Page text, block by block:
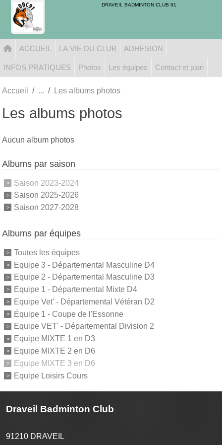
DRAVEIL BADMINTON CLUB 91
ACCUEIL LA VIE DU CLUB ADHESION
INFOS PRATIQUES Photos Les équipes Contact et plan
Accueil Les albums photos
Les albums photos
Aucun album photos
Albums par saison
Saison 2023-2024
Saison 2025-2026
Saison 2027-2028
Albums par équipes
Toutes les équipes
Equipe 3 - Départemental Masculine D4
Equipe 2 - Départemental Masculine D3
Equipe 1 - Départemental Mixte D4
Equipe Vet' - Départemental Vétéran D2
Équipe 1 - Coupe de l'Essonne
Equipe VET' - Départemental Division 2
Equipe MIXTE 1 en D3
Equipe MIXTE 2 en D6
Equipe MIXTE 3 en D6
Equipe Loisirs Cours
Draveil Badminton Club
91210 DRAVEIL
Panneau de gestion des cookies